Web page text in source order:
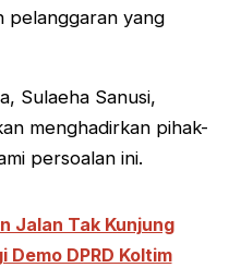
pelanggaran yang
Sulaeha Sanusi,
menghadirkan pihak-
persoalan ini.
Jalan Tak Kunjung
Demo DPRD Koltim